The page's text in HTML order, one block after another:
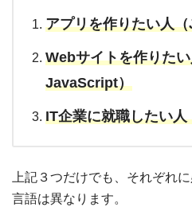
アプリを作りたい人
Webサイトを作りた
JavaScript）
IT企業に就職したい
上記３つだけでも、それぞれ
言語は異なります。